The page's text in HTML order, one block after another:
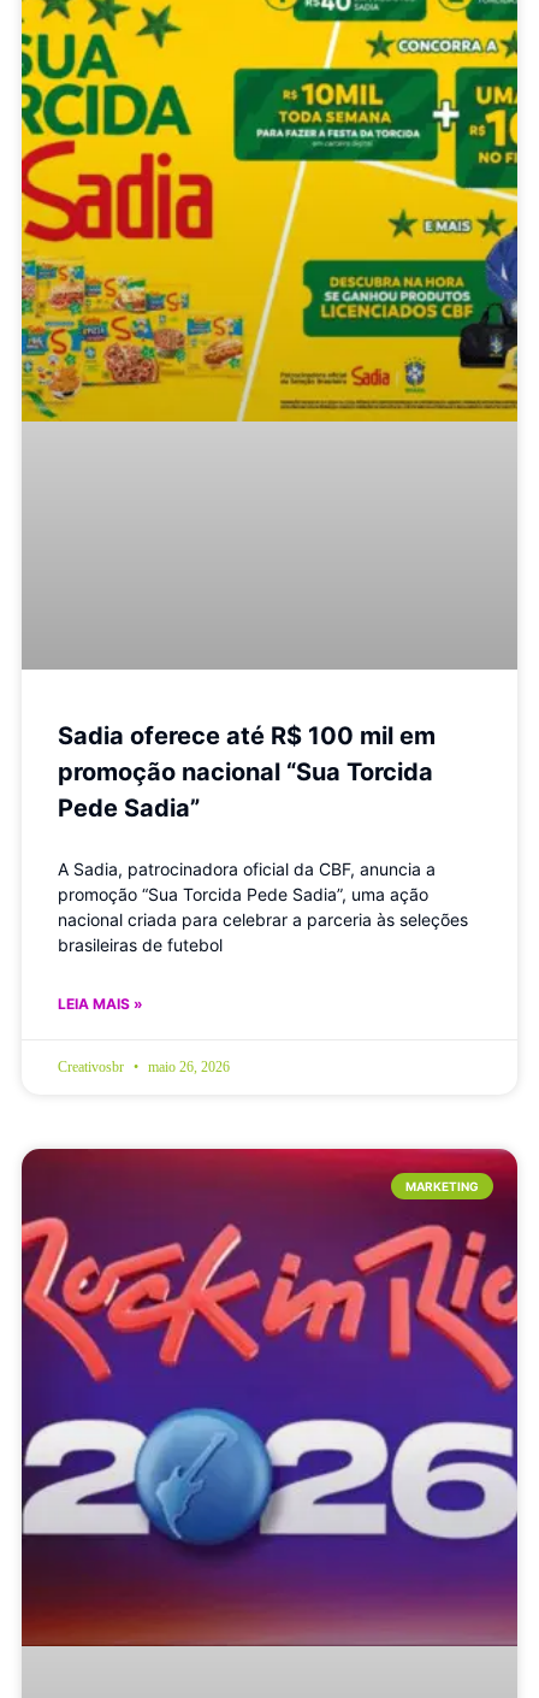
Sadia oferece até R$ 100 mil em
promoção nacional “Sua Torcida
Pede Sadia”
A Sadia, patrocinadora oficial da CBF, anuncia a
promoção “Sua Torcida Pede Sadia”, uma ação
nacional criada para celebrar a parceria às seleções
brasileiras de futebol
LEIA MAIS »
Creativosbr maio 26, 2026
MARKETING